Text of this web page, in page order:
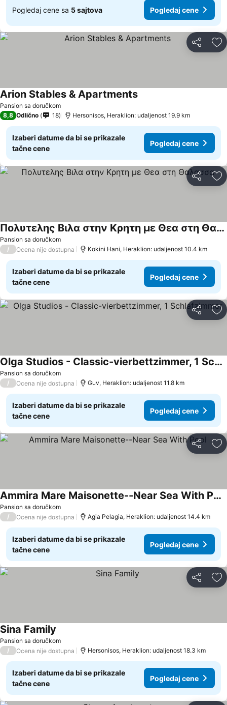
Pogledaj cene sa 5 sajtova Pogledaj cene
Deli
Pansion sa doručkom
Arion Stables & ApartmentsPogledaj cene
8,8 Odlično 18 Hersonisos, Heraklion: udaljenost 19.9 km
Izaberi datume da bi se prikazale
tačne cene
Pogledaj cene
Deli
Pansion sa doručkom
Πολυτελης Βιλα στην Κρητη με Θεα στη Θαλασσα
Pogledaj cene
/ Ocena nije dostupna Kokini Hani, Heraklion: udaljenost 10.4 km
Izaberi datume da bi se prikazale
tačne cene
Pogledaj cene
Deli
Pansion sa doručkom
Olga Studios - Classic-vierbettzimmer, 1 Schlafzimmer
Pogledaj cene
/ Ocena nije dostupna Guv, Heraklion: udaljenost 11.8 km
Izaberi datume da bi se prikazale
tačne cene
Pogledaj cene
Deli
Pansion sa doručkom
Ammira Mare Maisonette--Near Sea With Pool
Pogledaj cene
/ Ocena nije dostupna Agia Pelagia, Heraklion: udaljenost 14.4 km
Izaberi datume da bi se prikazale
tačne cene
Pogledaj cene
Deli
Pansion sa doručkom
Sina Family
/ Ocena nije dostupna Hersonisos, Heraklion: udaljenost 18.3 km
Izaberi datume da bi se prikazale
tačne cene
Pogledaj cene